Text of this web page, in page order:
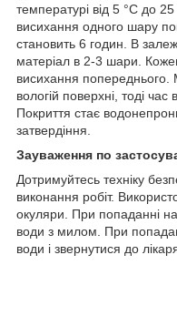
температурі від 5 °С до
висихання одного шару
становить 6 годин. В
матеріал в 2-3 шари.
висихання попереднього.
вологій поверхні, тоді
Покриття стає
затвердіння.
Зауваження по
Дотримуйтесь техніку
виконання робіт.
окуляри. При попаданні
води з милом. При
води і звернутися до